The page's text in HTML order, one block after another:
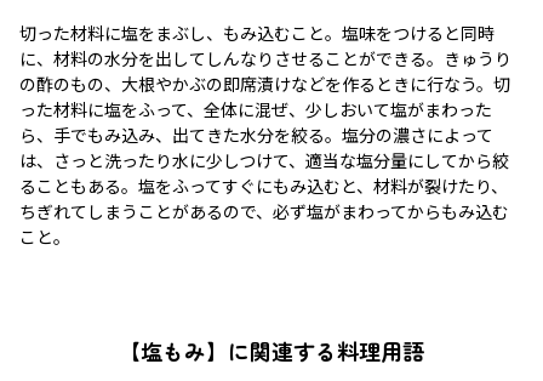
切った材料に塩をまぶし、もみ込むこと。塩味をつけると同時
に、材料の水分を出してしんなりさせることができる。きゅうり
の酢のもの、大根やかぶの即席漬けなどを作るときに行なう。切
った材料に塩をふって、全体に混ぜ、少しおいて塩がまわった
ら、手でもみ込み、出てきた水分を絞る。塩分の濃さによって
は、さっと洗ったり水に少しつけて、適当な塩分量にしてから絞
ることもある。塩をふってすぐにもみ込むと、材料が裂けたり、
ちぎれてしまうことがあるので、必ず塩がまわってからもみ込む
こと。
【塩もみ】に関連する料理用語